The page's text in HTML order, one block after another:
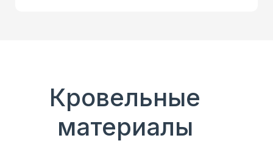
Кровельные
материалы